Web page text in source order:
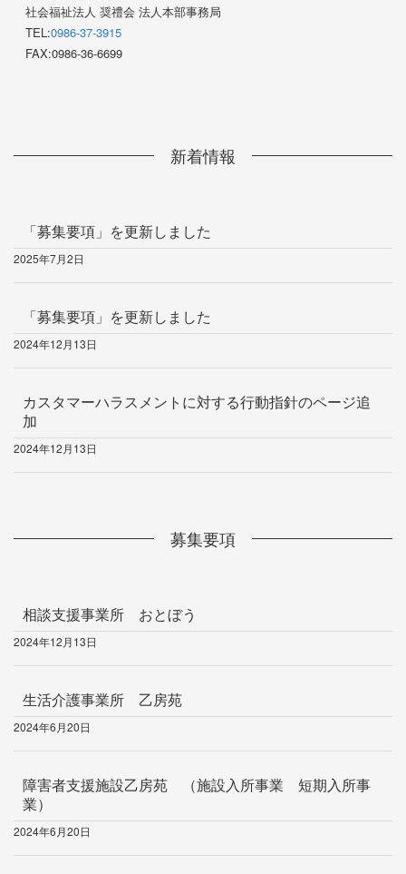
社会福祉法人 奨禮会 法人本部事務局
TEL:0986-37-3915
FAX:0986-36-6699
新着情報
「募集要項」を更新しました
2025年7月2日
「募集要項」を更新しました
2024年12月13日
カスタマーハラスメントに対する行動指針のページ追
加
2024年12月13日
募集要項
相談支援事業所 おとぼう
2024年12月13日
生活介護事業所 乙房苑
2024年6月20日
障害者支援施設乙房苑 （施設入所事業 短期入所事
業）
2024年6月20日